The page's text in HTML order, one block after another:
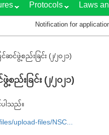
Protocols Laws
Notification for application
င်ဖွဲ့စည်းခြင်း (၂/၂၀၂၁)
းခြင်း (၂/၂၀၂၁)
ပါသည်။
upload-files/NSC...